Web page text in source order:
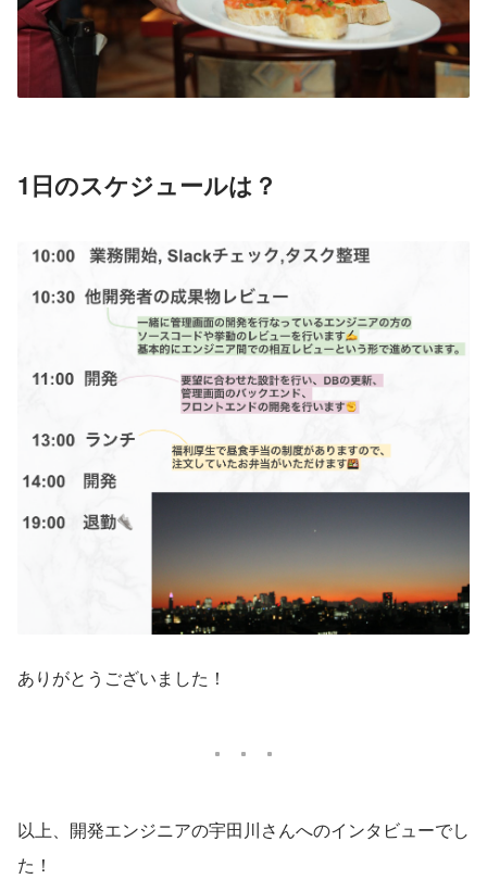
1日のスケジュールは？
ありがとうございました！
以上、開発エンジニアの宇田川さんへのインタビューでし
た！